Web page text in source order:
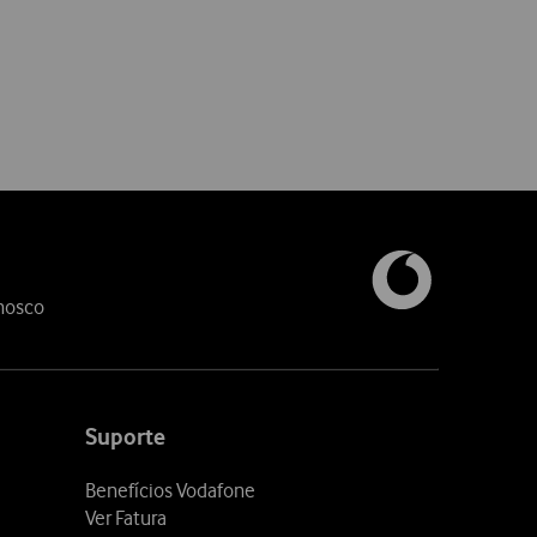
Suporte
Benefícios Vodafone
Ver Fatura